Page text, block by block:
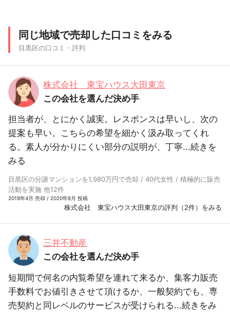
同じ地域で売却した口コミをみる
目黒区の口コミ・評判
株式会社 東宝ハウス大田東京
この会社を選んだ決め手
担当者が、とにかく誠実。レスポンスは早いし、次の
提案も早い。こちらの希望を細かく汲み取ってくれ
る。素人が分かりにくい部分の説明が、丁寧...続きを
みる
目黒区の分譲マンションを1,980万円で売却 / 40代女性 / 積極的に販売
活動を実施 他12件
2019年4月 売却 / 2020年8月 投稿
株式会社 東宝ハウス大田東京の評判（2件）をみる
三井不動産
この会社を選んだ決め手
短期間で何名の内覧希望を連れて来るか、集客力販売
手数料でお値引きさせて頂けるか、一般契約でも、専
売契約と同レベルのサービスが受けられる...続きをみ